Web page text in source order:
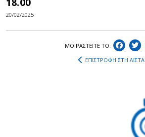
20/02/2025
ΜΟΙΡΑΣΤEIΤΕ ΤΟ:
ΕΠΙΣΤΡΟΦΗ ΣΤΗ ΛΙΣΤΑ